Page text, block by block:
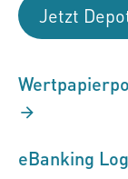
Jetzt
eBanking